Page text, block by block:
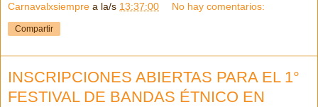
Carnavalxsiempre a la/s 13:37:00 No hay comentarios:
Compartir
INSCRIPCIONES ABIERTAS PARA EL 1°
FESTIVAL DE BANDAS ÉTNICO EN